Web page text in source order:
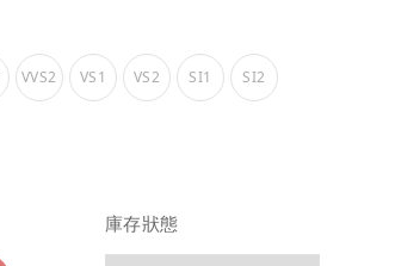
VVS2 VS1 VS2 SI1 SI2
庫存狀態